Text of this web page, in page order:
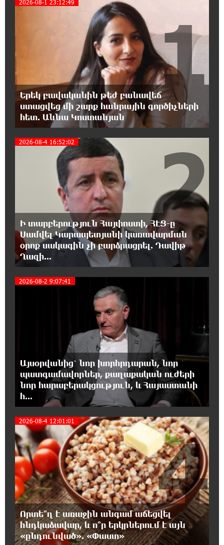
Երթևեկության կազմակերպման
փոփոխություն տեղի կունենա
19:35:21 7-08-2026
Հայաստանի հավաքականի նախկին
մարզիչը կգլխավորի Ղազախստանի
հավաքականը
19:17:59 7-08-2026
ԱԱԾ-ն զեկույց է ներկայացրել
18:58:46 7-08-2026
Թրամփը ասել է, որ հանրապետականները
կարող են պարտվել Կոնգրեսի միջանկյալ
ընտրություններում
18:51:59 7-08-2026
«ՀայաՔվեի» անդամները ևս
Վաղարշապատի դատարանի բակում են`
հաջակցություն Հայ առաքելական եկեղեցու և նրա
Հովվապետի
Օգոստոսի 7-ը ասորի ժողովրդի
ցեղասպանության հիշատակի օրն է․ Ուժեղ
18:41:31 7-08-2026
Հայաստանը ապրում է իր գոյության
ամենախայտառակ ժամանակաշրջանը․
Գառնիկ Դավթյան
18:37:08 7-08-2026
Այսօր ամոթի օր է, այսօր Էջմիածնում
դատում են Ամենայն Հայոց Կաթողիկոսին.
Մարիաննա Ղահրամանյան
18:32:23 7-08-2026
«հակասաֆարովյան» օրենսդրական
նախաձեռնության վերաբերյալ
հիմանվորումներ․ Շիրազ Մանուկյան
18:26:59 7-08-2026
Վեհափառ Հայրապետի շուրջ խայտառակ
զարգացումների, Գյուղացիներին
վերաբերող առաջնային հարցերի մասին՝
2026-08-1 23:12:49
Երեկ բավականին թեժ բանավեճ
ստացվեց մի շարք հանրային գործիչների
հետ. Աննա Կոստանյան
1
2026-08-4 16:52:02
Ի տարբերություն Հայփոստի, ՀԷՑ-ը
Սամվել Կարապետյանի կառավարման
օրոք սակագին չի բարձրացրել. Դավիթ
Ղազի...
2
2026-08-2 9:07:41
Այսօրվանից՝ նոր խորհրդարան, նոր
պատգամավորներ, քաղաքական ուժերի
նոր հարաբերակցություն, և Հայաստանի
հ...
3
2026-08-4 12:01:01
Որտե՞ղ է առաջին անգամ աճեցվել
հնդկաձավար, և ո՞ր երկրներում է այն
«ընդունված». «Փաստ»
4